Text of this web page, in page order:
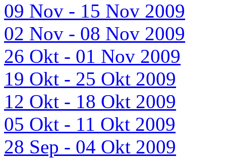
09 Nov - 15 Nov 2009
02 Nov - 08 Nov 2009
26 Okt - 01 Nov 2009
19 Okt - 25 Okt 2009
12 Okt - 18 Okt 2009
05 Okt - 11 Okt 2009
28 Sep - 04 Okt 2009